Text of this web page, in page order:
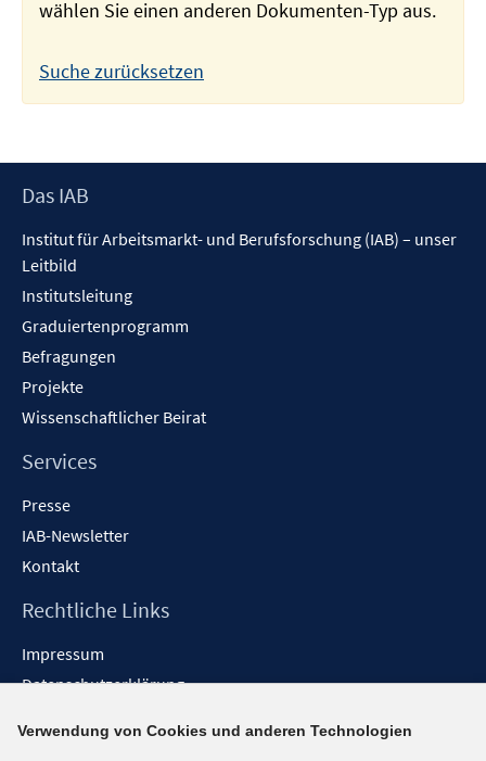
wählen Sie einen anderen Dokumenten-Typ aus.
Suche zurücksetzen
Footer
Das IAB
Institut für Arbeitsmarkt- und Berufsforschung (IAB) – unser
Leitbild
Institutsleitung
Graduiertenprogramm
Befragungen
Projekte
Wissenschaftlicher Beirat
Services
Presse
IAB-Newsletter
Kontakt
Rechtliche Links
Impressum
Datenschutzerklärung
Barrieren melden
Verwendung von Cookies und anderen Technologien